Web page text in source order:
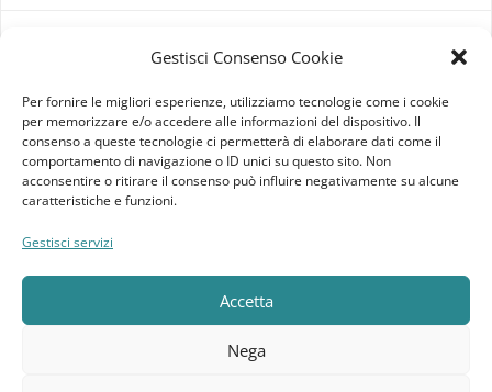
Gestisci Consenso Cookie
Per fornire le migliori esperienze, utilizziamo tecnologie come i cookie
per memorizzare e/o accedere alle informazioni del dispositivo. Il
consenso a queste tecnologie ci permetterà di elaborare dati come il
comportamento di navigazione o ID unici su questo sito. Non
acconsentire o ritirare il consenso può influire negativamente su alcune
caratteristiche e funzioni.
Gestisci servizi
Accetta
Nega
Indirizzi
Metodi di pagamento
Dettagli account
Lista dei desideri
Realizzato da